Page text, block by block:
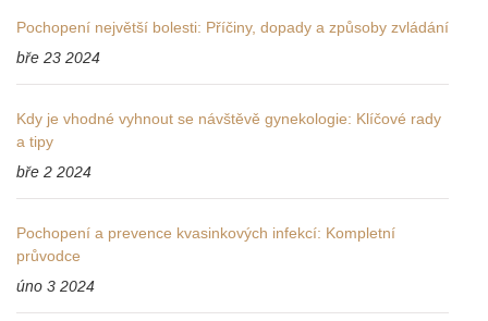
Pochopení největší bolesti: Příčiny, dopady a způsoby zvládání
bře 23 2024
Kdy je vhodné vyhnout se návštěvě gynekologie: Klíčové rady
a tipy
bře 2 2024
Pochopení a prevence kvasinkových infekcí: Kompletní
průvodce
úno 3 2024